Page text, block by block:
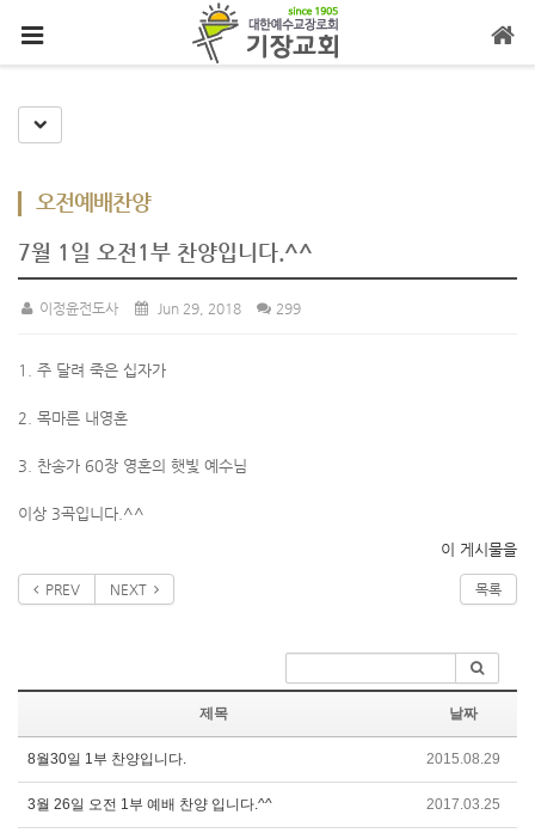
Toggle Dropdown
오전예배찬양
7월 1일 오전1부 찬양입니다.^^
이정윤전도사 Jun 29, 2018 299
1. 주 달려 죽은 십자가
2. 목마른 내영혼
3. 찬송가 60장 영혼의 햇빛 예수님
이상 3곡입니다.^^
이 게시물을
PREV NEXT 목록
제목 날짜
8월30일 1부 찬양입니다. 2015.08.29
3월 26일 오전 1부 예배 찬양 입니다.^^ 2017.03.25